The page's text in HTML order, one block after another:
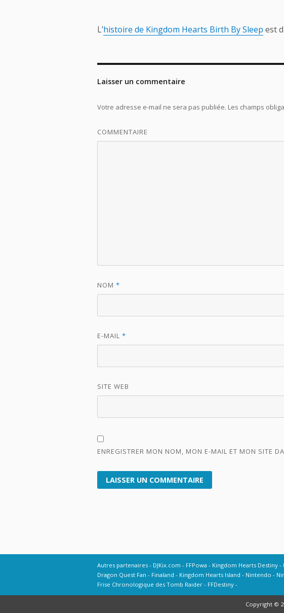
L’histoire de Kingdom Hearts Birth By Sleep est
Laisser un commentaire
Votre adresse e-mail ne sera pas publiée. Les champs
COMMENTAIRE
NOM *
E-MAIL *
SITE WEB
ENREGISTRER MON NOM, MON E-MAIL ET MON SITE
Autres partenaires DJKix.com FFPowa Kingdom Hearts Destiny
Dragon Quest Fan
Finaland Kingdom Hearts Island Nintendo
Frise Chronologique des Tomb Raider
FFDestiny
Copyright ©